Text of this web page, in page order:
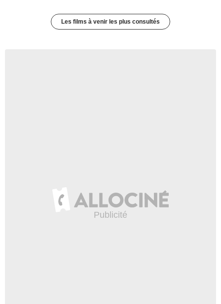
Les films à venir les plus consultés